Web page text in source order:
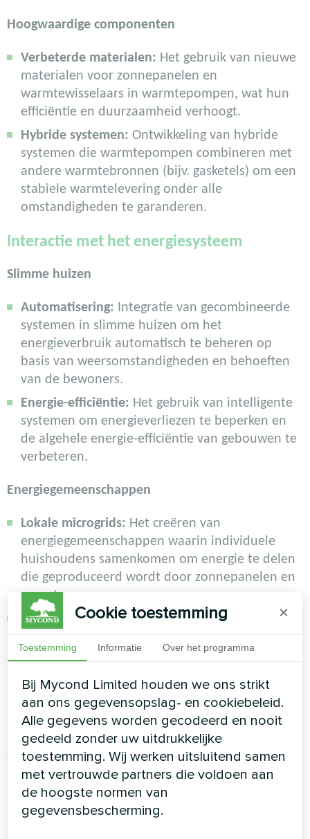
Hoogwaardige componenten
Verbeterde materialen: Het gebruik van nieuwe
materialen voor zonnepanelen en
warmtewisselaars in warmtepompen, wat hun
efficiëntie en duurzaamheid verhoogt.
Hybride systemen: Ontwikkeling van hybride
systemen die warmtepompen combineren met
andere warmtebronnen (bijv. gasketels) om een
stabiele warmtelevering onder alle
omstandigheden te garanderen.
Interactie met het energiesysteem
Slimme huizen
Automatisering: Integratie van gecombineerde
systemen in slimme huizen om het
energieverbruik automatisch te beheren op
basis van weersomstandigheden en behoeften
van de bewoners.
Energie-efficiëntie: Het gebruik van intelligente
systemen om energieverliezen te beperken en
de algehele energie-efficiëntie van gebouwen te
verbeteren.
Energiegemeenschappen
Lokale microgrids: Het creëren van
energiegemeenschappen waarin individuele
huishoudens samenkomen om energie te delen
die geproduceerd wordt door zonnepanelen en
warmtepompen.
Energie-uitwisseling:Implementatie van
tussen leden van de gemeenschap, zodat
gebruikt.
Ontwikkeling van
waterstofproductie- en
opslagsystemen vanaf 2024
Cookie toestemming ×
Toestemming Informatie Over het programma
Bij Mycond Limited houden we ons strikt
aan ons gegevensopslag- en cookiebeleid.
Alle gegevens worden gecodeerd en nooit
gedeeld zonder uw uitdrukkelijke
toestemming. Wij werken uitsluitend samen
met vertrouwde partners die voldoen aan
de hoogste normen van
gegevensbescherming.